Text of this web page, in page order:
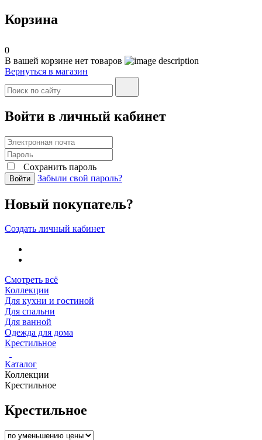
Корзина
0
В вашей корзине нет товаров
Вернуться в магазин
Войти в личный кабинет
Сохранить пароль
Войти Забыли свой пароль?
Новый покупатель?
Создать личный кабинет
Смотреть всё
Коллекции
Для кухни и гостиной
Для спальни
Для ванной
Одежда для дома
Крестильное
Каталог
Коллекции
Крестильное
Крестильное